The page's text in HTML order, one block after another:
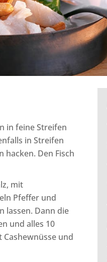
in feine Streifen
in Streifen
Den Fisch
mit
Pfeffer und
lassen. Dann die
und alles 10
Cashewnüsse und